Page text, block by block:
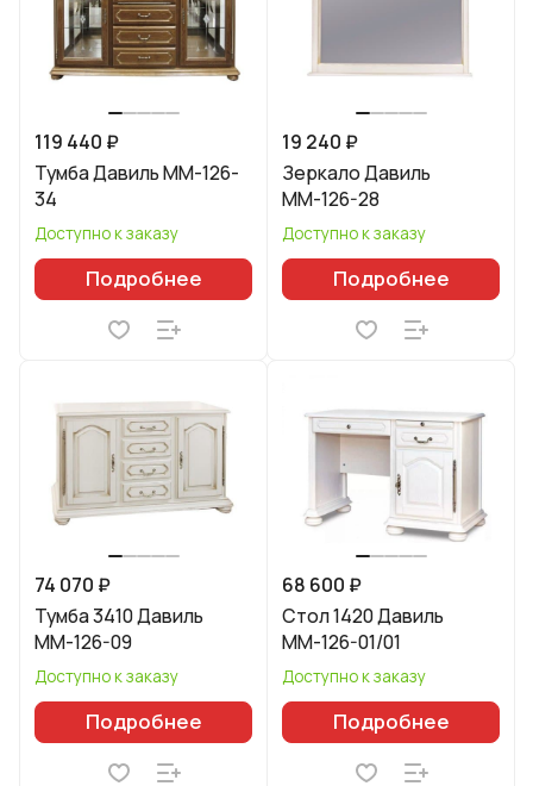
119 440 ₽
Тумба Давиль ММ-126-
34
Доступно к заказу
Подробнее
19 240 ₽
Зеркало Давиль
ММ-126-28
Доступно к заказу
Подробнее
74 070 ₽
Тумба 3410 Давиль
ММ-126-09
Доступно к заказу
Подробнее
68 600 ₽
Стол 1420 Давиль
ММ-126-01/01
Доступно к заказу
Подробнее